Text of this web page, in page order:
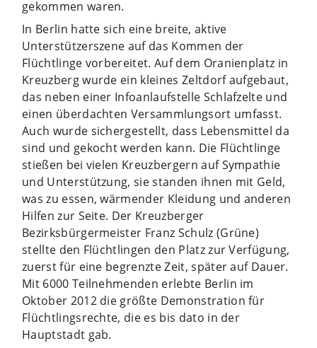
gekommen waren.
In Berlin hatte sich eine breite, aktive
Unterstützerszene auf das Kommen der
Flüchtlinge vorbereitet. Auf dem Oranienplatz in
Kreuzberg wurde ein kleines Zeltdorf aufgebaut,
das neben einer Infoanlaufstelle Schlafzelte und
einen überdachten Versammlungsort umfasst.
Auch wurde sichergestellt, dass Lebensmittel da
sind und gekocht werden kann. Die Flüchtlinge
stießen bei vielen Kreuzbergern auf Sympathie
und Unterstützung, sie standen ihnen mit Geld,
was zu essen, wärmender Kleidung und anderen
Hilfen zur Seite. Der Kreuzberger
Bezirksbürgermeister Franz Schulz (Grüne)
stellte den Flüchtlingen den Platz zur Verfügung,
zuerst für eine begrenzte Zeit, später auf Dauer.
Mit 6000 Teilnehmenden erlebte Berlin im
Oktober 2012 die größte Demonstration für
Flüchtlingsrechte, die es bis dato in der
Hauptstadt gab.